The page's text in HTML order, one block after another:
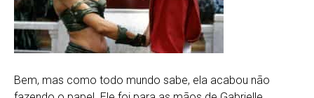
Bem, mas como todo mundo sabe, ela acabou não